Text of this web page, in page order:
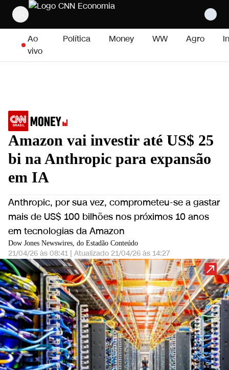
Pular para o conteúdo
Ao
vivo
Política Money WW Agro
Amazon vai investir até US$ 25
bi na Anthropic para expansão
em IA
Anthropic, por sua vez, comprometeu-se a gastar
mais de US$ 100 bilhões nos próximos 10 anos
em tecnologias da Amazon
Dow Jones Newswires, do Estadão Conteúdo
21/04/26 às 08:41 | Atualizado 21/04/26 às 14:27